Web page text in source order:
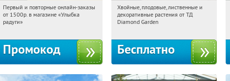
10:38:53 Получили:1
Россия
Первый и повторные онлайн-заказы
от 1500р. в магазине «Улыбка
радуги»
Промокод
10:38:53 Получили:
Выставочная
Хвойные, плодовые, лиственные и
декоративные растения от ТД
Diamond Garden
Бесплатно